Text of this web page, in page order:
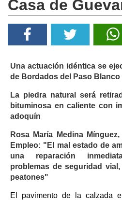
Casa de
Una actuación idéntica se
de Bordados del Paso
La piedra natural será
bituminosa en caliente con
adoquín
Rosa María Medina
Empleo: "El mal estado de
una reparación
problemas de seguridad
peatones"
El pavimento de la calzada